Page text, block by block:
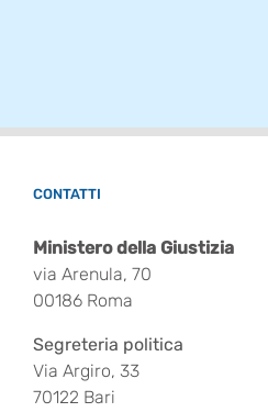
CONTATTI
Ministero della Giustizia
via Arenula, 70
00186 Roma
Segreteria politica
Via Argiro, 33
70122 Bari